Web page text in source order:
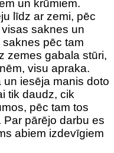
un krūmiem.
līdz ar zemi, pēc
saknes un
pēc tam
zemes gabala stūri,
visu apraka.
iesēja manis doto
tik daudz, cik
pēc tam tos
pārējo darbu es
abiem izdevīgiem